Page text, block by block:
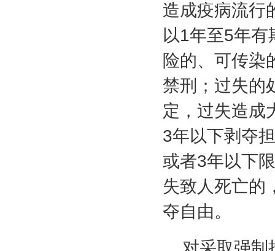
造成疫病流行
以1年至5年有
险的、可传染
禁刑；过失的
定，过失造成
3年以下剥夺
或者3年以下
失致人死亡的
夺自由。